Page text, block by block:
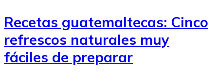
Recetas guatemaltecas: Cinco
refrescos naturales muy
fáciles de preparar